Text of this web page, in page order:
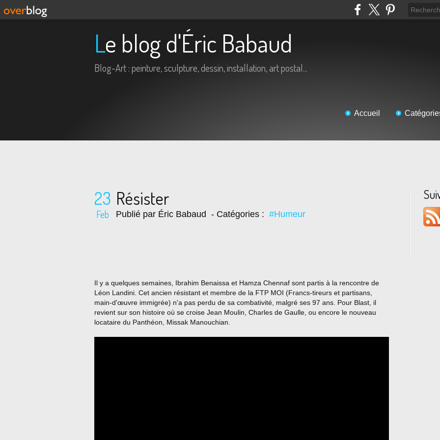
Le blog d'Éric Babaud
Blog-Art : peinture, sculpture, dessin, installation, art postal...
Accueil
23
Feb
Résister
Publié par Éric Babaud - Catégories : #Humeur
Il y a quelques semaines, Ibrahim Benaissa et Hamza Chennaf sont partis à la rencontre de
Léon Landini. Cet ancien résistant et membre de la FTP MOI (Francs-tireurs et partisans,
main-d'œuvre immigrée) n'a pas perdu de sa combativité, malgré ses 97 ans. Pour Blast, il
revient sur son histoire où se croise Jean Moulin, Charles de Gaulle, ou encore le nouveau
locataire du Panthéon, Missak Manouchian.